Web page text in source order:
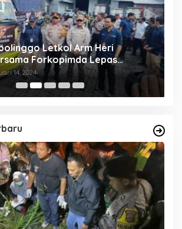
Letkol Arm Heri
Forkopimda Lepas
Logistik Pemilu
14, 2024